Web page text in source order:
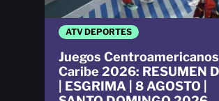
ATV DEPORTES
Juegos
Caribe 2026: RESUMEN
| ESGRIMA | 8 AGOSTO |